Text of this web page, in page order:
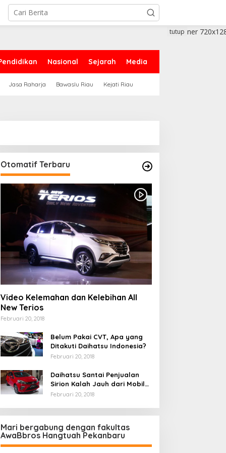
Nasional Sejarah Media
Jasa Raharja Bawaslu Riau Kejati Riau
tutup
Otomatif Terbaru
Video Kelemahan dan Kelebihan All
New Terios
Februari 20, 2018
Belum Pakai CVT, Apa yang
Ditakuti Daihatsu Indonesia?
Februari 20, 2018
Daihatsu Santai Penjualan
Sirion Kalah Jauh dari Mobil
LCGC
Februari 20, 2018
Mari bergabung dengan fakultas
AwaBbros Hangtuah Pekanbaru